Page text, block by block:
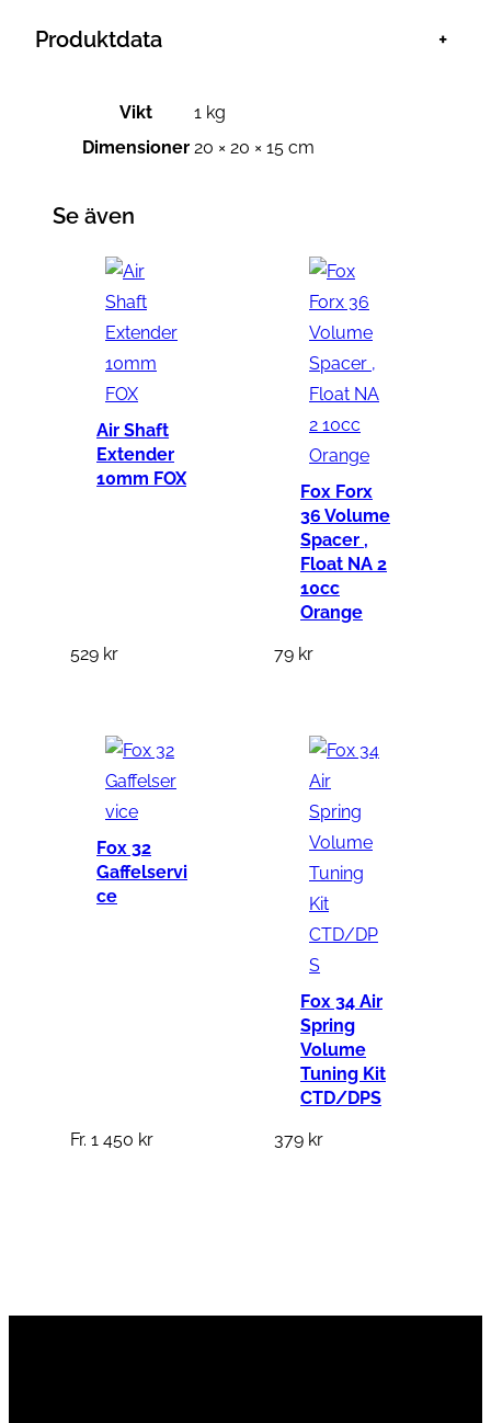
Produktdata +
t
ri
V
e
Vikt
1 kg
Dimensioner 20 × 20 × 15 cm
Se även
Air Shaft
Extender
10mm FOX
529 kr
Fox Forx
36 Volume
Spacer ,
Float NA 2
10cc
Orange
79 kr
Fox 32
Gaffelservi
ce
Fr. 1 450 kr
Fox 34 Air
Spring
Volume
Tuning Kit
CTD/DPS
379 kr